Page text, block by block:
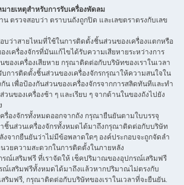
มายเหตุสําหรับการรับเครื่องพัดลม
น ตรวจสอบว่า ตราบนถังถูกปิด และเลขตราตรงกับเลข
บว่าสายไหมที่ใช้ในการติดตั้งชิ้นส่วนของเครื่องแตกหรือ
เครื่องจักรที่มันแก้ไขได้รับความเสียหายระหว่างการ
องเครื่องเสียหาย กรุณาติดต่อกับบริษัทของเราในเวลา
การติดตั้งชิ้นส่วนของเครื่องจักรกรุณาให้ความสนใจใน
น เพื่อป้องกันส่วนของเครื่องจักรจากการสลิดทันทีและทํา
นของเครื่องช้า ๆ และเรียบ ๆ จากด้านในของถังไปยัง
รื่องจักรทั้งหมดออกจากถัง กรุณายืนยันตามใบบรรจุ
ชิ้นส่วนเครื่องจักรทั้งหมดได้มาถึงกรุณาติดต่อกับบริษัท
ลังจากยืนยันว่าไม่มีข้อพลาดใดๆ องค์ประกอบจะถูกจัดลํา
วยความสะดวกในการติดตั้งในภายหลัง
รณ์เสริมฟรี ที่เราจัดให้ เช็คปริมาณของอุปกรณ์เสริมฟรี
ณ์เสริมฟรีทั้งหมดได้มาถึงแล้วหากปริมาณไม่ตรงกับ
ริมฟรี, กรุณาติดต่อกับบริษัทของเราในเวลาที่จะยืนยัน.